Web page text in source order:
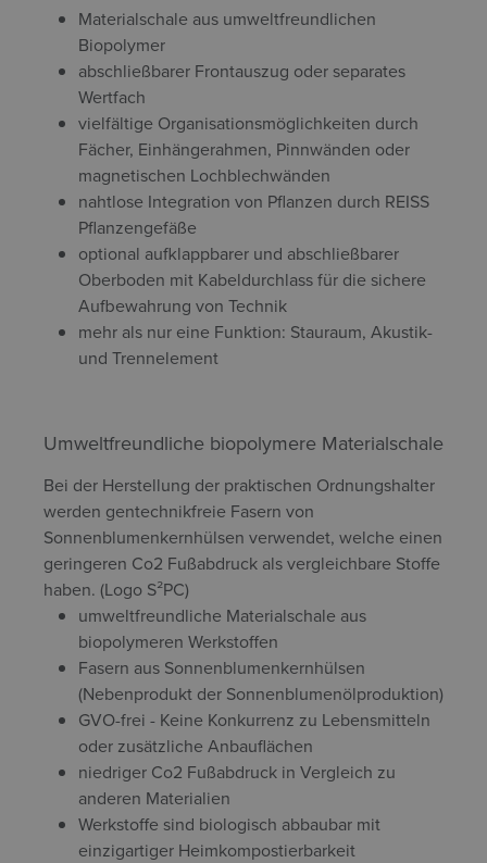
Materialschale aus umweltfreundlichen
Biopolymer
abschließbarer Frontauszug oder separates
Wertfach
vielfältige Organisationsmöglichkeiten durch
Fächer, Einhängerahmen, Pinnwänden oder
magnetischen Lochblechwänden
nahtlose Integration von Pflanzen durch REISS
Pflanzengefäße
optional aufklappbarer und abschließbarer
Oberboden mit Kabeldurchlass für die sichere
Aufbewahrung von Technik
mehr als nur eine Funktion: Stauraum, Akustik-
und Trennelement
Umweltfreundliche biopolymere Materialschale
Bei der Herstellung der praktischen Ordnungshalter
werden gentechnikfreie Fasern von
Sonnenblumenkernhülsen verwendet, welche einen
geringeren Co2 Fußabdruck als vergleichbare Stoffe
haben. (Logo S²PC)
umweltfreundliche Materialschale aus
biopolymeren Werkstoffen
Fasern aus Sonnenblumenkernhülsen
(Nebenprodukt der Sonnenblumenölproduktion)
GVO-frei - Keine Konkurrenz zu Lebensmitteln
oder zusätzliche Anbauflächen
niedriger Co2 Fußabdruck in Vergleich zu
anderen Materialien
Werkstoffe sind biologisch abbaubar mit
einzigartiger Heimkompostierbarkeit